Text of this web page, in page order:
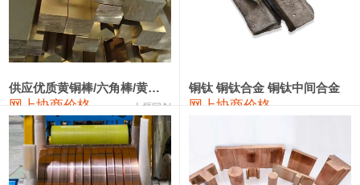
3303#硅 10,300—10,500 10,400
2202#硅 14,100—14,300
金属硅3303#-2202# 10,400—14,200 12,300 0
漆包线 111,970—115,970 113,970
磷铜合金 110,800—117,600 114,200 400
供应优质黄铜棒/六角棒/黄铜方板
网上协商价格 十堰同创
铜钛 铜钛合金 铜钛中间合金
网上协商价格